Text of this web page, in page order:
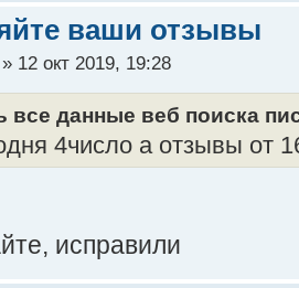
ваши отзывы
» 12 окт 2019, 19:28
все данные веб поиска
4число а отзывы от
исправили